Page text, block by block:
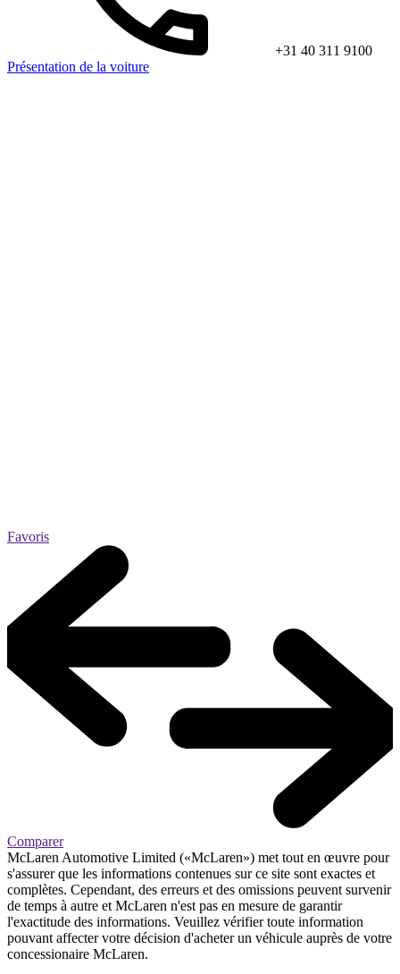
+31 40 311 9100
Présentation de la voiture
Favoris
Comparer
McLaren Automotive Limited («McLaren») met tout en œuvre pour
s'assurer que les informations contenues sur ce site sont exactes et
complètes. Cependant, des erreurs et des omissions peuvent survenir
de temps à autre et McLaren n'est pas en mesure de garantir
l'exactitude des informations. Veuillez vérifier toute information
pouvant affecter votre décision d'acheter un véhicule auprès de votre
concessionaire McLaren.